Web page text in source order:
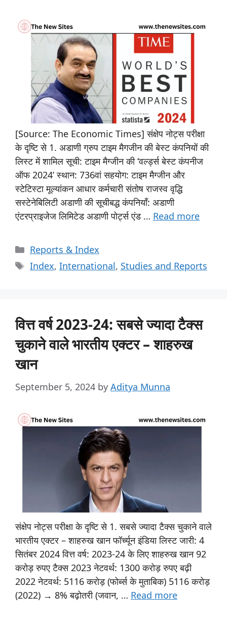
[Source: The Economic Times] संक्षेप नोट्स परीक्षा
के दृष्टि से 1. अडाणी ग्रुप टाइम मैगजीन की बेस्ट कंपनियों की
लिस्ट में शामिल सूची: टाइम मैग्जीन की ‘वर्ल्ड्स बेस्ट कंपनीज
ऑफ 2024’ स्थान: 736वां सहयोग: टाइम मैग्जीन और
स्टेटिस्टा मूल्यांकन आधार कर्मचारी संतोष राजस्व वृद्धि
सस्टेनेबिलिटी अडाणी की सूचीबद्ध कंपनियाँ: अडाणी
एंटरप्राइजेज लिमिटेड अडाणी पोर्ट्स एंड … Read more
Reports & Index
Index, International, Studies and Reports
वित्त वर्ष 2023-24: सबसे ज्यादा टैक्स
चुकाने वाले भारतीय एक्टर – शाहरुख
खान
September 5, 2024 by Aditya Munna
संक्षेप नोट्स परीक्षा के दृष्टि से 1. सबसे ज्यादा टैक्स चुकाने वाले
भारतीय एक्टर – शाहरुख खान फॉर्च्यून इंडिया लिस्ट जारी: 4
सितंबर 2024 वित्त वर्ष: 2023-24 के लिए शाहरुख खान 92
करोड़ रुपए टैक्स 2023 नेटवर्थ: 1300 करोड़ रुपए बढ़ी
2022 नेटवर्थ: 5116 करोड़ (फोर्ब्स के मुताबिक) 5116 करोड़
(2022) → 8% बढ़ोतरी (जवान, … Read more